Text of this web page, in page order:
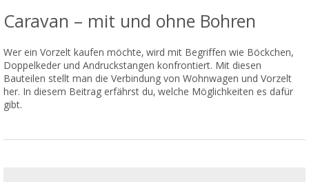
Caravan – mit und ohne Bohren
Wer ein Vorzelt kaufen möchte, wird mit Begriffen wie Böckchen,
Doppelkeder und Andruckstangen konfrontiert. Mit diesen
Bauteilen stellt man die Verbindung von Wohnwagen und Vorzelt
her. In diesem Beitrag erfährst du, welche Möglichkeiten es dafür
gibt.